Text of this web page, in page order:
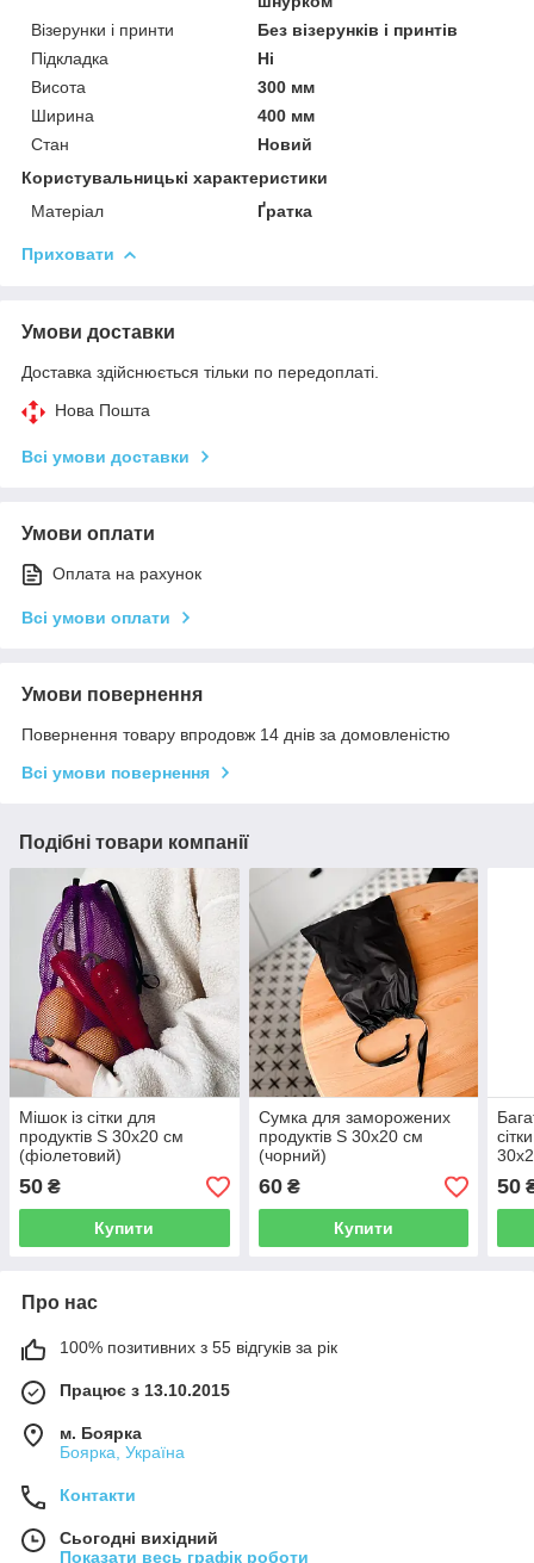
Візерунки і принти
Без візерунків і принтів
Підкладка
Ні
Висота
300 мм
Ширина
400 мм
Стан
Новий
Користувальницькі характеристики
Матеріал
Ґратка
Приховати
Умови доставки
Доставка здійснюється тільки по передоплаті.
Нова Пошта
Всі умови доставки
Умови оплати
Оплата на рахунок
Всі умови оплати
Умови повернення
Повернення товару впродовж 14 днів за домовленістю
Всі умови повернення
Подібні товари компанії
Мішок із сітки для
продуктів S 30х20 см
(фіолетовий)
50 ₴
Купити
Сумка для заморожених
продуктів S 30х20 см
(чорний)
60₴
Купити
50
Про нас
100% позитивних з 55 відгуків за рік
Працює з 13.10.2015
м. Боярка
Боярка, Україна
Контакти
Сьогодні вихідний
Показати весь графік роботи